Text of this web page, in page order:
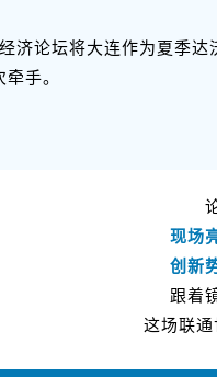
济论坛将大连作为夏季
手。
现场
创新
跟着
这场联